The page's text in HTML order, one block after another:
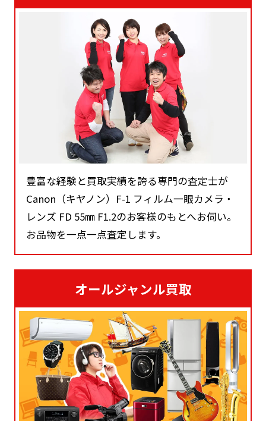
豊富な経験と買取実績を誇る専門の査定士が
Canon（キヤノン）F-1 フィルム一眼カメラ・
レンズ FD 55㎜ F1.2のお客様のもとへお伺い。
お品物を一点一点査定します。
オールジャンル買取